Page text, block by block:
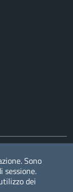
Sono
sessione.
dei